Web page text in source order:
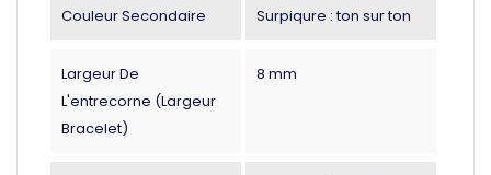
Couleur Secondaire Surpiqure : ton sur ton
Largeur De
L'entrecorne (largeur
Bracelet)
8 mm